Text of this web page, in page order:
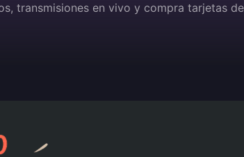
transmisiones en vivo y compra tarjetas